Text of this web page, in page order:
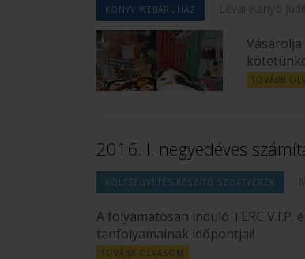
KÖNYV WEBÁRUHÁZ Lévai-Kanyó
TOVÁBB
2016. I. negyedéves
KÖLTSÉGVETÉS-KÉSZÍTŐ SZOFTVEREK
A folyamatosan induló TERC V.I.P.
tanfolyamainak időpontjai!
TOVÁBB OLVASOM